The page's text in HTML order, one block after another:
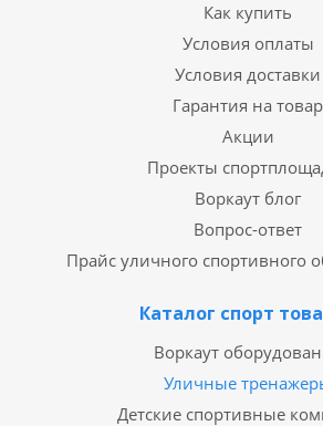
Как купить
Условия оплаты
Условия доставки
Гарантия на товар
Акции
Проекты
Воркаут блог
Вопрос-ответ
Прайс уличного спортивного
Каталог спорт
Воркаут
Уличные
Детские спортивные